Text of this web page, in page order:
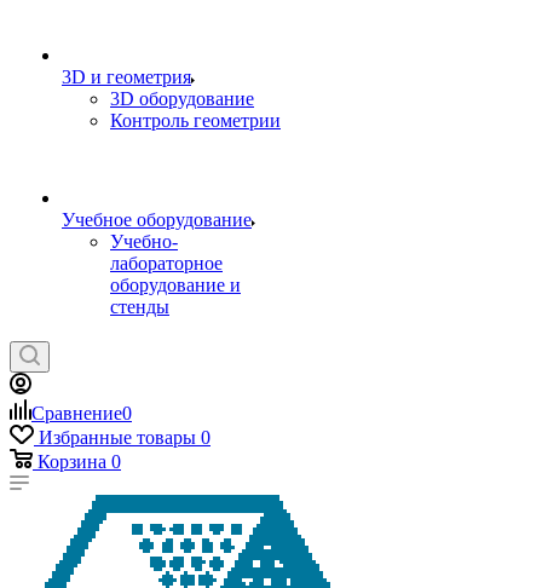
3D и геометрия
3D оборудование
Контроль геометрии
Учебное оборудование
Учебно-
лабораторное
оборудование и
стенды
Сравнение0
Избранные товары 0
Корзина 0